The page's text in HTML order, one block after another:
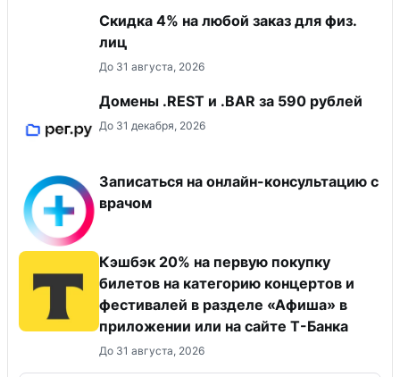
Скидка 4% на любой заказ для физ.
лиц
До 31 августа, 2026
Домены .REST и .BAR за 590 рублей
До 31 декабря, 2026
Записаться на онлайн-консультацию с
врачом
Кэшбэк 20% на первую покупку
билетов на категорию концертов и
фестивалей в разделе «Афиша» в
приложении или на сайте Т-Банка
До 31 августа, 2026